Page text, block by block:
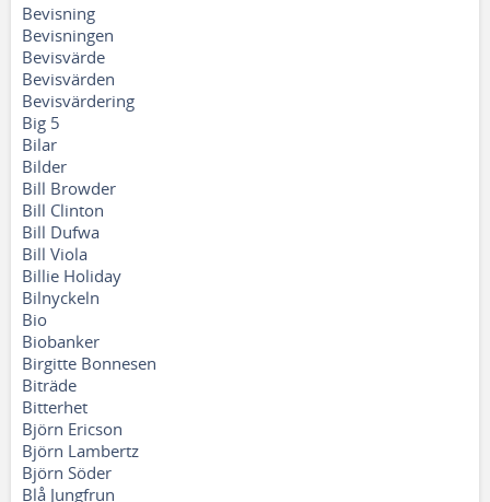
Bevisning
Bevisningen
Bevisvärde
Bevisvärden
Bevisvärdering
Big 5
Bilar
Bilder
Bill Browder
Bill Clinton
Bill Dufwa
Bill Viola
Billie Holiday
Bilnyckeln
Bio
Biobanker
Birgitte Bonnesen
Biträde
Bitterhet
Björn Ericson
Björn Lambertz
Björn Söder
Blå Jungfrun